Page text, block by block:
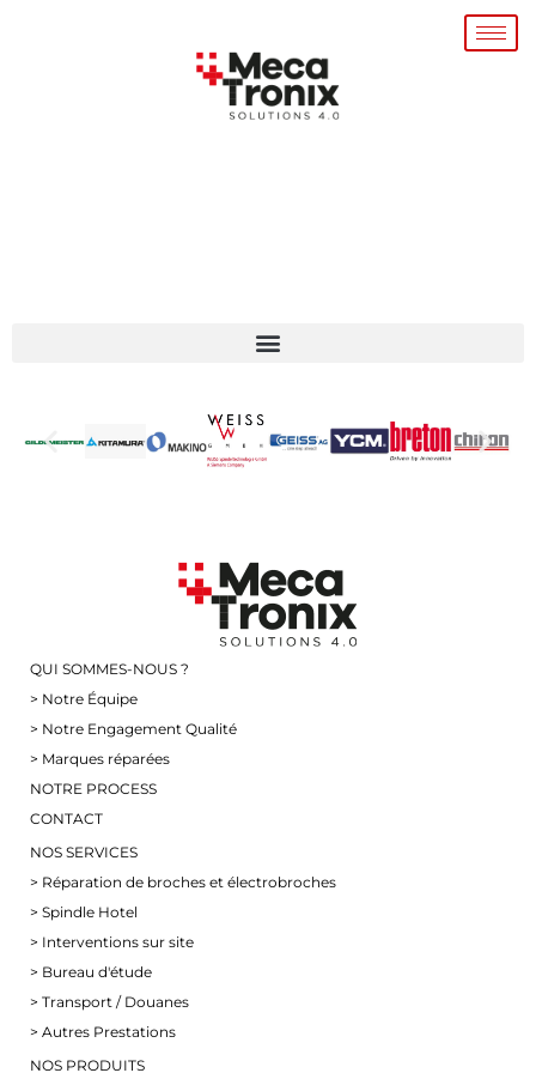
QUI SOMMES-NOUS ?
> Notre Équipe
> Notre Engagement Qualité
> Marques réparées
NOTRE PROCESS
CONTACT
NOS SERVICES
> Réparation de broches et électrobroches
> Spindle Hotel
> Interventions sur site
> Bureau d'étude
> Transport / Douanes
> Autres Prestations
NOS PRODUITS